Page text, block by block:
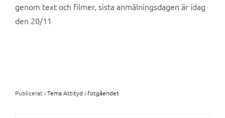
genom text och filmer, sista anmälningsdagen är idag
den 20/11
Publicerat i Tema Attityd i fotgåendet